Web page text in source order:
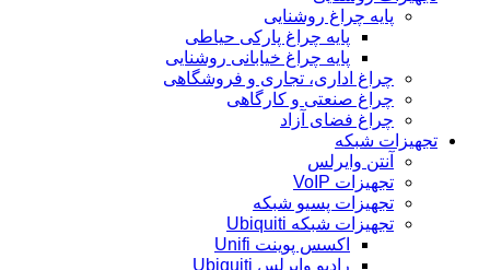
پایه چراغ روشنایی
پایه چراغ پارکی حیاطی
پایه چراغ خیابانی روشنایی
چراغ اداری، تجاری و فروشگاهی
چراغ صنعتی و کارگاهی
چراغ فضای آزاد
تجهیزات شبکه
آنتن وایرلس
تجهیزات VoIP
تجهیزات پسیو شبکه
تجهیزات شبکه Ubiquiti
اکسس پوینت Unifi
رادیو وایرلس Ubiquiti